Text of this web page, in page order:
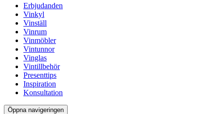
Erbjudanden
Vinkyl
Vinställ
Vinrum
Vinmöbler
Vintunnor
Vinglas
Vintillbehör
Presenttips
Inspiration
Konsultation
Öppna navigeringen